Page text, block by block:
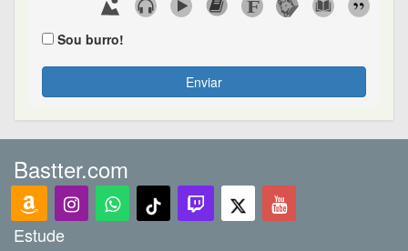
Sou burro!
Enviar
Bastter.com
Estude